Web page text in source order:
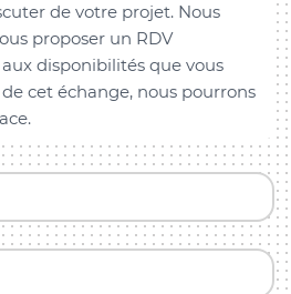
de votre projet. Nous
proposer un RDV
disponibilités que vous
cet échange, nous pourrons